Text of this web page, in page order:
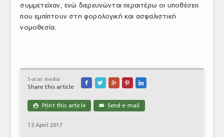
συμμετείχαν, ενώ διερευνώνται περαιτέρω οι υποθέσεις
που εμπίπτουν στη φορολογική και ασφαλιστική
νομοθεσία.
Social media
Share this article
    
 Print this article ✉ Send e-mail
13 April 2017